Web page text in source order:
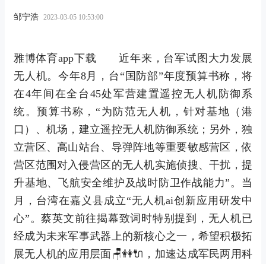
邹宁浩 2023-03-05 10:53:00
雅博体育app下载 近年来，台军试图大力发展
无人机。今年8月，台“国防部”年度预算书称，将
在4年间在全台45处军营建置遥控无人机防御系
统。预算书称，“为防范无人机，针对基地（港
口）、机场，建立遥控无人机防御系统；另外，独
立营区、高山站台、导弹阵地等重要敏感营区，依
营区范围对入侵营区的无人机实施侦搜、干扰，提
升基地、飞航安全维护及战时防卫作战能力”。当
月，台湾在嘉义县成立“无人机ai创新应用研发中
心”。蔡英文前往揭幕致词时特别提到，无人机已
经成为未来军事武器上的新核心之一，希望积极拓
展无人机的应用层面🪑👭🔌，加速达成军民两用科